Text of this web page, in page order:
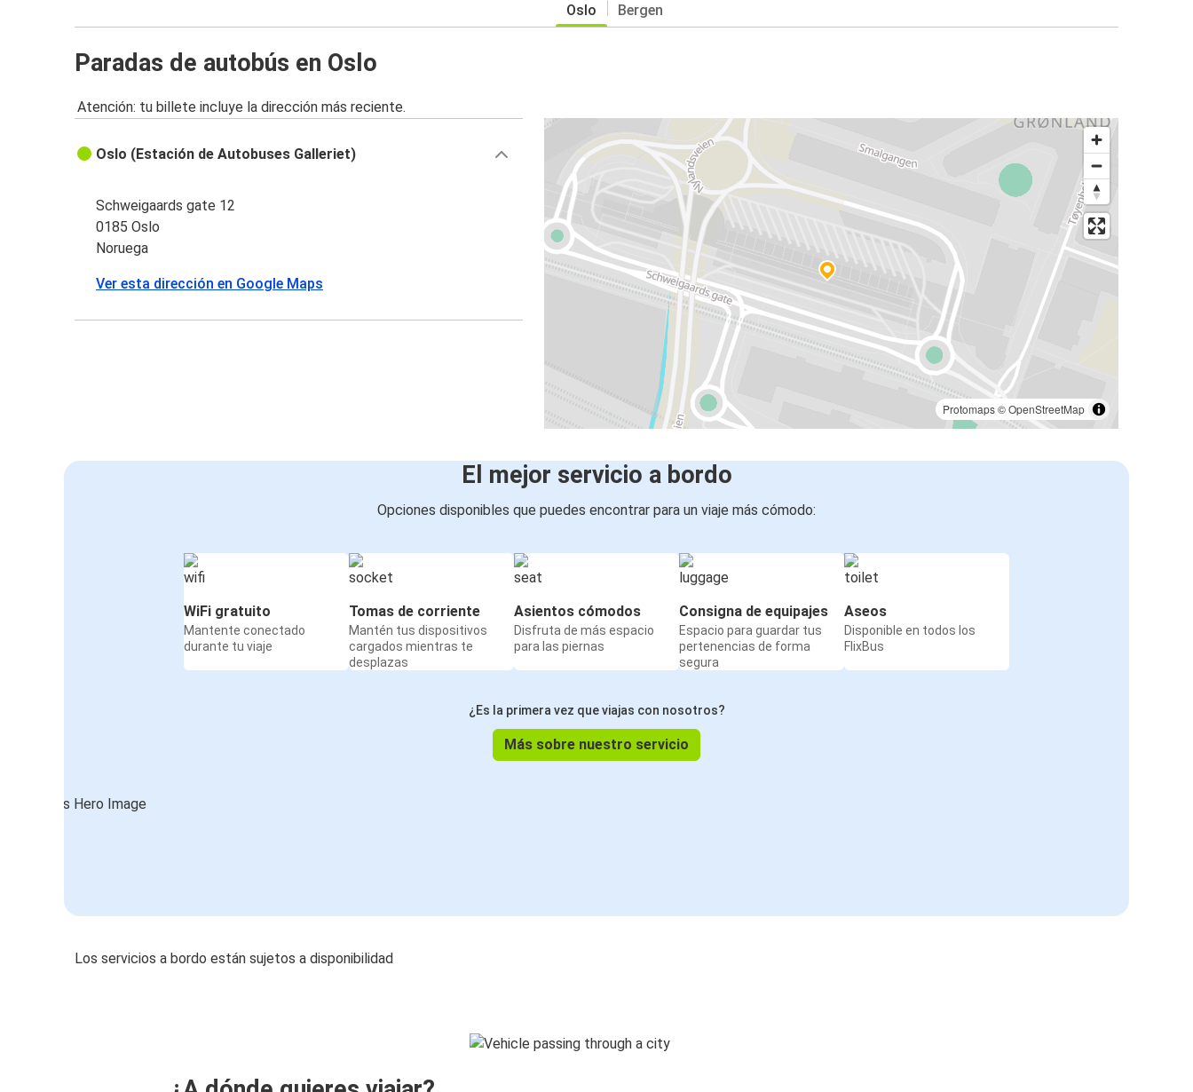
Oslo Bergen
Paradas de autobús en Oslo
Atención: tu billete incluye la dirección más reciente.
Protomaps©OpenStreetMap
Oslo (Estación de Autobuses Galleriet)
Schweigaards gate 12
0185 Oslo
Noruega
Ver esta dirección en Google Maps
El mejor servicio a bordo
Opciones disponibles que puedes encontrar para un viaje más cómodo:
WiFi gratuito
Mantente conectado
durante tu viaje
Tomas de corriente
Mantén tus dispositivos
cargados mientras te
desplazas
Asientos cómodos
Disfruta de más espacio
para las piernas
Consigna de equipajes
Espacio para guardar tus
pertenencias de forma
segura
Aseos
Disponible en todos los
FlixBus
¿Es la primera vez que viajas con nosotros?
Más sobre nuestro servicio
Los servicios a bordo están sujetos a disponibilidad